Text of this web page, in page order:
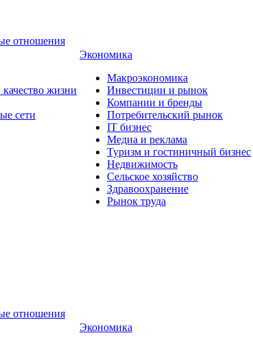
отношения
качество жизни
сети
Экономика
Макроэкономика
Инвестиции и рынок
Компании и бренды
Потребительский рынок
IT бизнес
Медиа и реклама
Туризм и гостиничный бизнес
Недвижимость
Сельское хозяйство
Здравоохранение
Рынок труда
отношения
Экономика